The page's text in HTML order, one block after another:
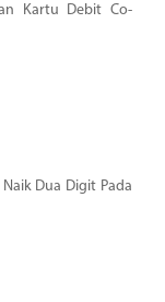
Kartu Debit Co-
Dua Digit Pada